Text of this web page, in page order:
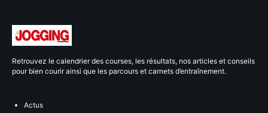
Retrouvez le calendrier des courses, les résultats, nos articles et conseils
pour bien courir ainsi que les parcours et carnets d’entraînement.
Actus